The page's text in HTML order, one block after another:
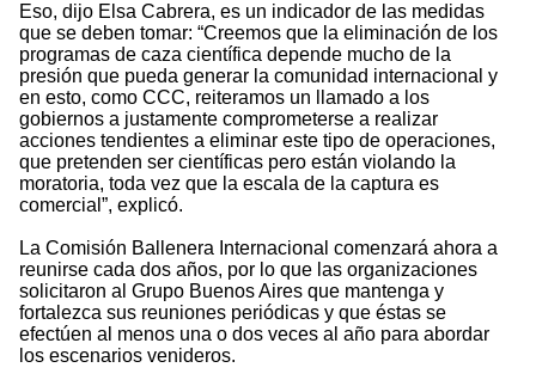
Eso, dijo Elsa Cabrera, es un indicador de las medidas
que se deben tomar: “Creemos que la eliminación de los
programas de caza científica depende mucho de la
presión que pueda generar la comunidad internacional y
en esto, como CCC, reiteramos un llamado a los
gobiernos a justamente comprometerse a realizar
acciones tendientes a eliminar este tipo de operaciones,
que pretenden ser científicas pero están violando la
moratoria, toda vez que la escala de la captura es
comercial”, explicó.
La Comisión Ballenera Internacional comenzará ahora a
reunirse cada dos años, por lo que las organizaciones
solicitaron al Grupo Buenos Aires que mantenga y
fortalezca sus reuniones periódicas y que éstas se
efectúen al menos una o dos veces al año para abordar
los escenarios venideros.